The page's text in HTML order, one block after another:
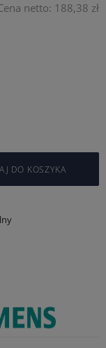
netto: 188,38 zł
DO KOSZYKA